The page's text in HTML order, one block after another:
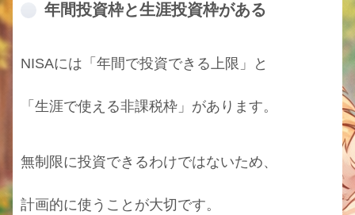
年間投資枠と生涯投資枠がある
NISAには「年間で投資できる上限」と
「生涯で使える非課税枠」があります。
無制限に投資できるわけではないため、
計画的に使うことが大切です。